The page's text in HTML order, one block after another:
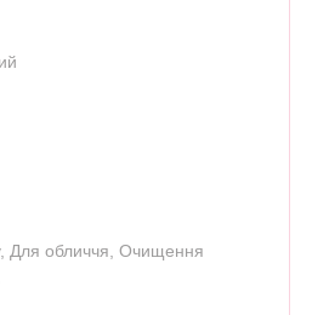
, Для обличчя Очищення